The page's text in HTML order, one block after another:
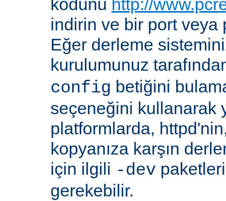
kodunu http://
indirin ve bir port veya
Eğer derleme
kurulumunuz
config betiğini
seçeneğini kullanarak
platformlarda,
kopyanıza karşın
için ilgili -dev
gerekebilir.